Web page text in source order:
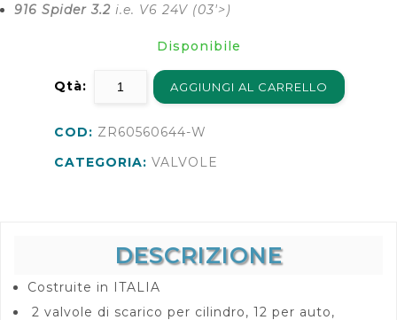
916 Spider 3.2 i.e. V6 24V (03′>)
Disponibile
Qtà: AGGIUNGI AL CARRELLO
COD: ZR60560644-W
CATEGORIA: VALVOLE
DESCRIZIONE
Costruite in ITALIA
2 valvole di scarico per cilindro, 12 per auto,